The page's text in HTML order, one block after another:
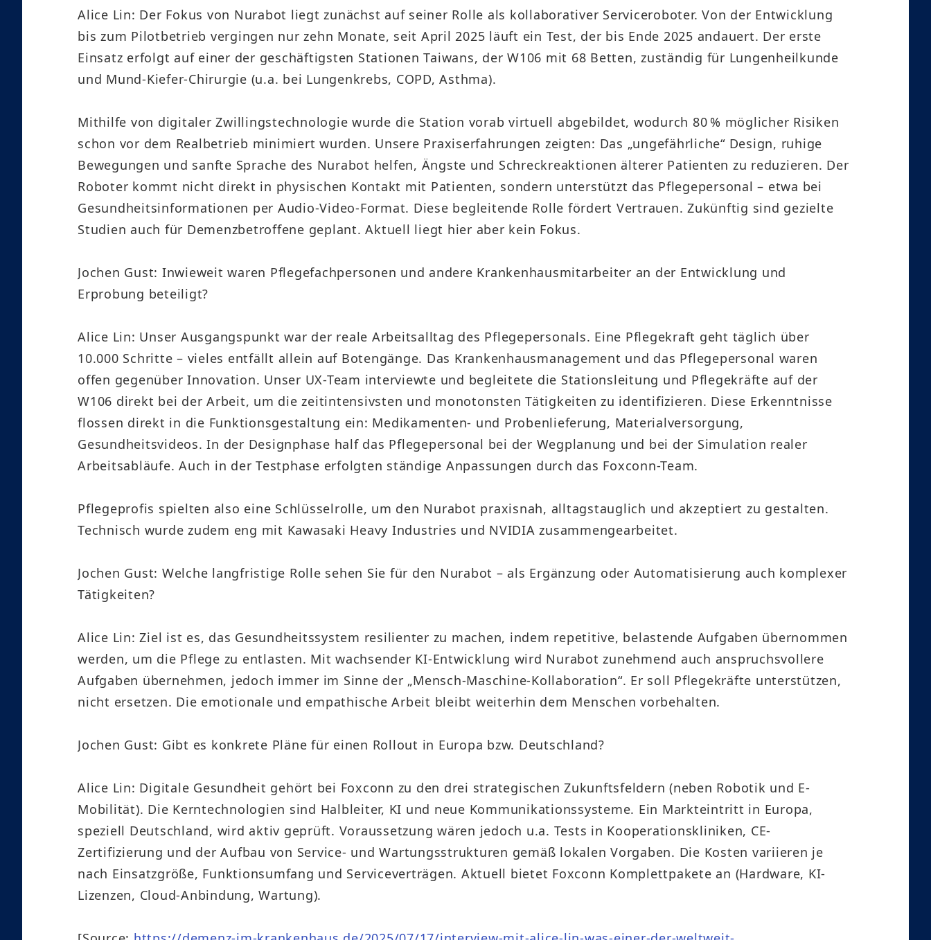
Alice Lin: Der Fokus von Nurabot liegt zunächst auf seiner Rolle als kollaborativer Serviceroboter. Von der Entwicklung
bis zum Pilotbetrieb vergingen nur zehn Monate, seit April 2025 läuft ein Test, der bis Ende 2025 andauert. Der erste
Einsatz erfolgt auf einer der geschäftigsten Stationen Taiwans, der W106 mit 68 Betten, zuständig für Lungenheilkunde
und Mund-Kiefer-Chirurgie (u.a. bei Lungenkrebs, COPD, Asthma).
Mithilfe von digitaler Zwillingstechnologie wurde die Station vorab virtuell abgebildet, wodurch 80 % möglicher Risiken
schon vor dem Realbetrieb minimiert wurden. Unsere Praxiserfahrungen zeigten: Das „ungefährliche“ Design, ruhige
Bewegungen und sanfte Sprache des Nurabot helfen, Ängste und Schreckreaktionen älterer Patienten zu reduzieren. Der
Roboter kommt nicht direkt in physischen Kontakt mit Patienten, sondern unterstützt das Pflegepersonal – etwa bei
Gesundheitsinformationen per Audio-Video-Format. Diese begleitende Rolle fördert Vertrauen. Zukünftig sind gezielte
Studien auch für Demenzbetroffene geplant. Aktuell liegt hier aber kein Fokus.
Jochen Gust: Inwieweit waren Pflegefachpersonen und andere Krankenhausmitarbeiter an der Entwicklung und
Erprobung beteiligt?
Alice Lin: Unser Ausgangspunkt war der reale Arbeitsalltag des Pflegepersonals. Eine Pflegekraft geht täglich über
10.000 Schritte – vieles entfällt allein auf Botengänge. Das Krankenhausmanagement und das Pflegepersonal waren
offen gegenüber Innovation. Unser UX-Team interviewte und begleitete die Stationsleitung und Pflegekräfte auf der
W106 direkt bei der Arbeit, um die zeitintensivsten und monotonsten Tätigkeiten zu identifizieren. Diese Erkenntnisse
flossen direkt in die Funktionsgestaltung ein: Medikamenten- und Probenlieferung, Materialversorgung,
Gesundheitsvideos. In der Designphase half das Pflegepersonal bei der Wegplanung und bei der Simulation realer
Arbeitsabläufe. Auch in der Testphase erfolgten ständige Anpassungen durch das Foxconn-Team.
Pflegeprofis spielten also eine Schlüsselrolle, um den Nurabot praxisnah, alltagstauglich und akzeptiert zu gestalten.
Technisch wurde zudem eng mit Kawasaki Heavy Industries und NVIDIA zusammengearbeitet.
Jochen Gust: Welche langfristige Rolle sehen Sie für den Nurabot – als Ergänzung oder Automatisierung auch komplexer
Tätigkeiten?
Alice Lin: Ziel ist es, das Gesundheitssystem resilienter zu machen, indem repetitive, belastende Aufgaben übernommen
werden, um die Pflege zu entlasten. Mit wachsender KI-Entwicklung wird Nurabot zunehmend auch anspruchsvollere
Aufgaben übernehmen, jedoch immer im Sinne der „Mensch-Maschine-Kollaboration“. Er soll Pflegekräfte unterstützen,
nicht ersetzen. Die emotionale und empathische Arbeit bleibt weiterhin dem Menschen vorbehalten.
Jochen Gust: Gibt es konkrete Pläne für einen Rollout in Europa bzw. Deutschland?
Alice Lin: Digitale Gesundheit gehört bei Foxconn zu den drei strategischen Zukunftsfeldern (neben Robotik und E-
Mobilität). Die Kerntechnologien sind Halbleiter, KI und neue Kommunikationssysteme. Ein Markteintritt in Europa,
speziell Deutschland, wird aktiv geprüft. Voraussetzung wären jedoch u.a. Tests in Kooperationskliniken, CE-
Zertifizierung und der Aufbau von Service- und Wartungsstrukturen gemäß lokalen Vorgaben. Die Kosten variieren je
nach Einsatzgröße, Funktionsumfang und Serviceverträgen. Aktuell bietet Foxconn Komplettpakete an (Hardware, KI-
Lizenzen, Cloud-Anbindung, Wartung).